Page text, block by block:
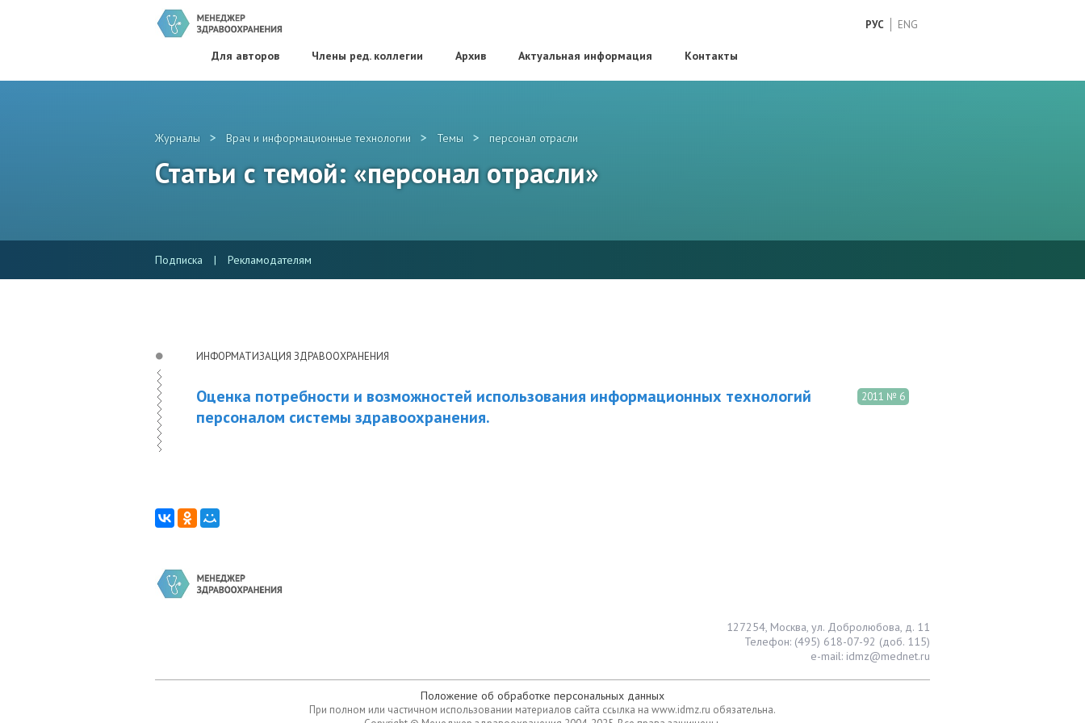
РУС ENG
Для авторов Члены ред. коллегии Архив Актуальная информация Контакты
Журналы > Врач и информационные технологии > Темы > персонал отрасли
Статьи с темой: «персонал отрасли»
Подписка | Рекламодателям
ИНФОРМАТИЗАЦИЯ ЗДРАВООХРАНЕНИЯ
2011 № 6
Оценка потребности и возможностей использования информационных технологий
персоналом системы здравоохранения.
127254, Москва, ул. Добролюбова, д. 11
Телефон: (495) 618-07-92 (доб. 115)
e-mail: idmz@mednet.ru
Положение об обработке персональных данных
При полном или частичном использовании материалов сайта ссылка на www.idmz.ru обязательна.